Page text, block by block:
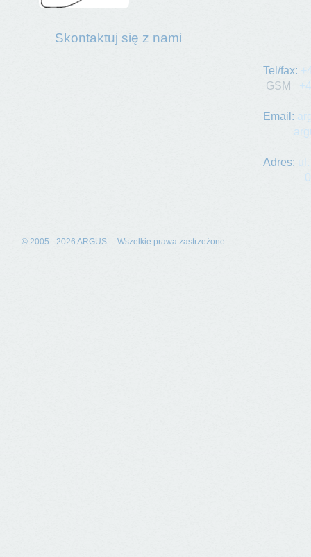
Skontaktuj się z nami
Tel/fax:
GSM
Email:
Adres:
00-
© 2005 - 2026 ARGUS Wszelkie prawa zastrzeżone